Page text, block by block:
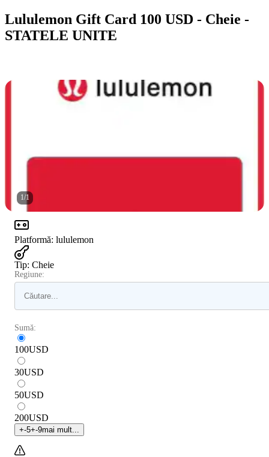
Lululemon Gift Card 100 USD - Cheie -
STATELE UNITE
1/1
Platformă: lululemon
Tip: Cheie
Regiune:
Sumă:
100USD
30USD
50USD
200USD
+-5+-9mai mult...